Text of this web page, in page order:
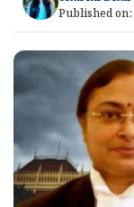
Published on: